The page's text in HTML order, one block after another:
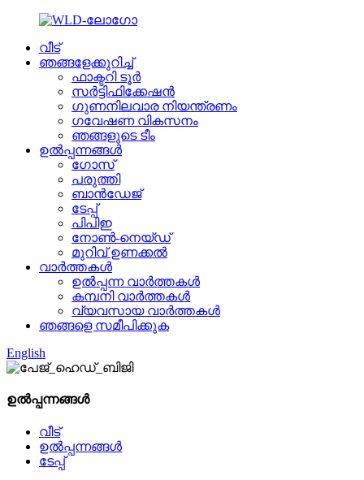
വീട്
ഞങ്ങളേക്കുറിച്ച്
ഫാക്ടറി ടൂർ
സർട്ടിഫിക്കേഷൻ
ഗുണനിലവാര നിയന്ത്രണം
ഗവേഷണ വികസനം
ഞങ്ങളുടെ ടീം
ഉൽപ്പന്നങ്ങൾ
ഗോസ്
പരുത്തി
ബാൻഡേജ്
ടേപ്പ്
പിപിഇ
നോൺ-നെയ്‌ഡ്
മുറിവ് ഉണക്കൽ
വാർത്തകൾ
ഉൽപ്പന്ന വാർത്തകൾ
കമ്പനി വാർത്തകൾ
വ്യവസായ വാർത്തകൾ
ഞങ്ങളെ സമീപിക്കുക
English
ഉൽപ്പന്നങ്ങൾ
വീട്
ഉൽപ്പന്നങ്ങൾ
ടേപ്പ്